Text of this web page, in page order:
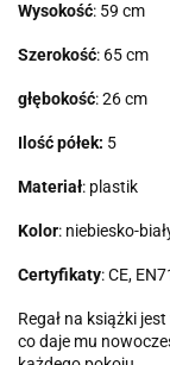
Wysokość: 59 cm
Szerokość: 65 cm
głębokość: 26 cm
Ilość półek: 5
Materiał: plastik
Kolor: niebiesko-
Certyfikaty: CE,
Regał na książki
co daje mu